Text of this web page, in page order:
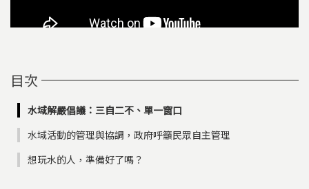
目次
水域解嚴倡議：三自二不、單一窗口
水域活動的管理與協調，政府呼籲民眾自主管理
想玩水的人，準備好了嗎？